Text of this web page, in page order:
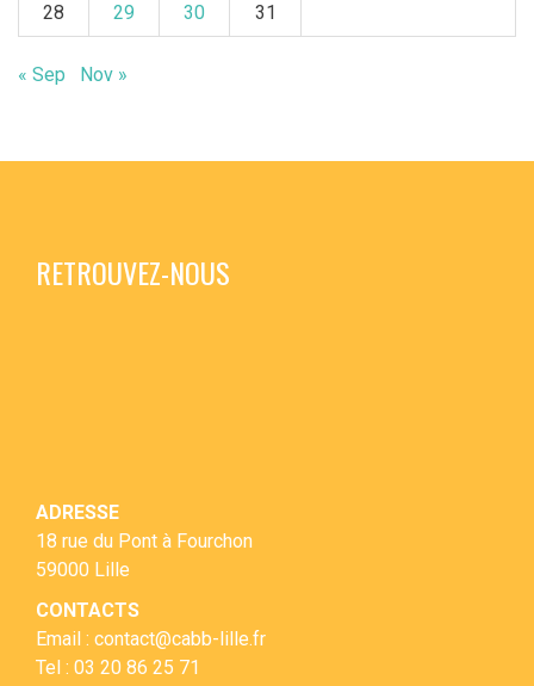
28 29 30 31
« Sep Nov »
RETROUVEZ-NOUS
ADRESSE
18 rue du Pont à Fourchon
59000 Lille
CONTACTS
Email : contact@cabb-lille.fr
Tel : 03 20 86 25 71